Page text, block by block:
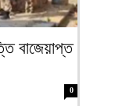
বাজেয়াপ্ত
0